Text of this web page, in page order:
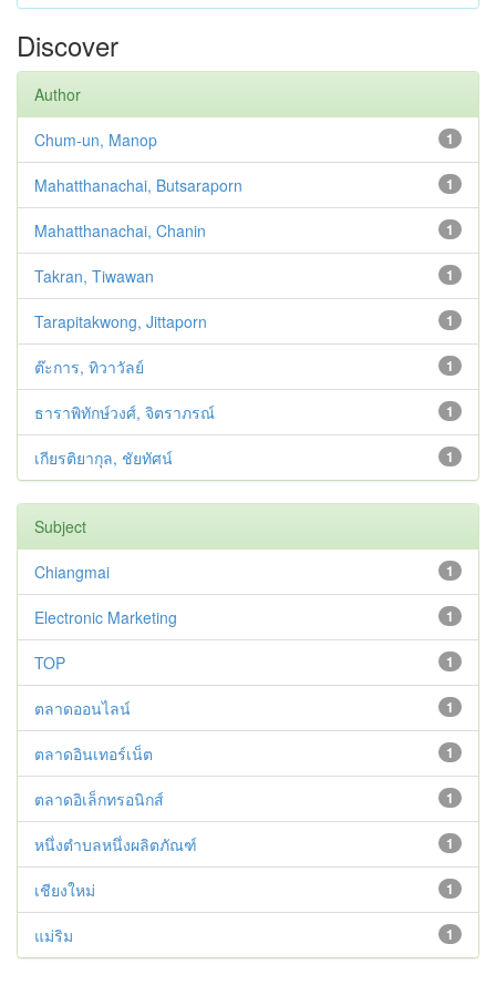
Discover
Author
1
Chum-un, Manop
1
Mahatthanachai, Butsaraporn
1
Mahatthanachai, Chanin
1
Takran, Tiwawan
1
Tarapitakwong, Jittaporn
1
ต๊ะการ, ทิวาวัลย์
1
ธาราพิทักษ์วงศ์, จิตราภรณ์
1
เกียรติยากุล, ชัยทัศน์
Subject
1
Chiangmai
1
Electronic Marketing
1
TOP
1
ตลาดออนไลน์
1
ตลาดอินเทอร์เน็ต
1
ตลาดอิเล็กทรอนิกส์
1
หนึ่งตำบลหนึ่งผลิตภัณฑ์
1
เชียงใหม่
1
แม่ริม